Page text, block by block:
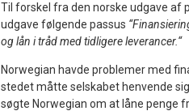
Til forskel fra den norske udgave af
udgave følgende passus
og lån i tråd med tidligere leverancer.“
Norwegian havde problemer med
stedet måtte selskabet henvende
søgte Norwegian om at låne penge